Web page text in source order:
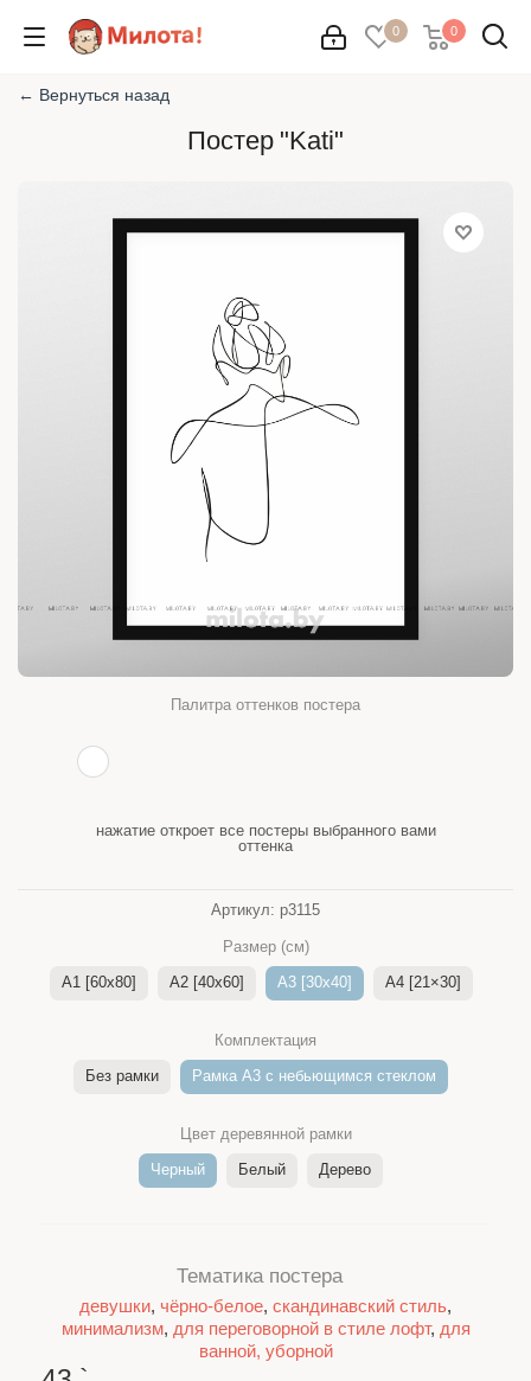
0 0
← Вернуться назад
Постер "Kati"
Палитра оттенков постера
нажатие откроет все постеры выбранного вами
оттенка
Артикул: p3115
Размер (см)
A1 [60x80]
A2 [40x60] A3 [30x40] A4 [21×30]
Комплектация
Без рамки
Рамка A3 c небьющимся стеклом
Цвет деревянной рамки
Черный
Белый Дерево
Тематика постера
девушки, чёрно-белое, скандинавский стиль,
минимализм, для переговорной в стиле лофт, для
ванной, уборной